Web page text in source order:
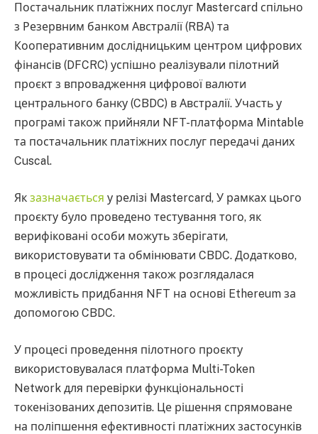
Постачальник платіжних послуг Mastercard спільно
з Резервним банком Австралії (RBA) та
Кооперативним дослідницьким центром цифрових
фінансів (DFCRC) успішно реалізували пілотний
проєкт з впровадження цифрової валюти
центрального банку (CBDC) в Австралії. Участь у
програмі також прийняли NFT-платформа Mintable
та постачальник платіжних послуг передачі даних
Cuscal.
Як зазначається у релізі Mastercard, У рамках цього
проєкту було проведено тестування того, як
верифіковані особи можуть зберігати,
використовувати та обмінювати CBDC. Додатково,
в процесі дослідження також розглядалася
можливість придбання NFT на основі Ethereum за
допомогою CBDC.
У процесі проведення пілотного проєкту
використовувалася платформа Multi-Token
Network для перевірки функціональності
токенізованих депозитів. Це рішення спрямоване
на поліпшення ефективності платіжних застосунків